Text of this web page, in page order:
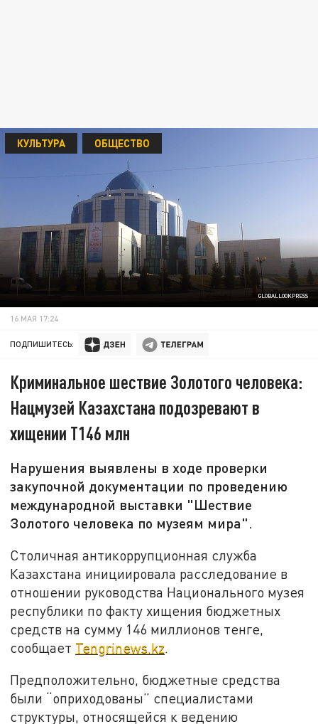
GLOBALLOOKPRESS
КУЛЬТУРА ОБЩЕСТВО
16 МАЯ 17:24
ПОДПИШИТЕСЬ:
Криминальное шествие Золотого человека:
Нацмузей Казахстана подозревают в
хищении Т146 млн
Нарушения выявлены в ходе проверки
закупочной документации по проведению
международной выставки "Шествие
Золотого человека по музеям мира".
Столичная антикоррупционная служба
Казахстана инициировала расследование в
отношении руководства Национального музея
республики по факту хищения бюджетных
средств на сумму 146 миллионов тенге,
сообщает Tengrinews.kz.
Предположительно, бюджетные средства
были “оприходованы” специалистами
структуры, относящейся к ведению